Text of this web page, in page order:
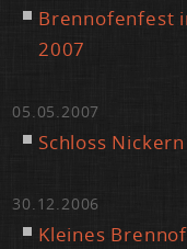
Brenn­ofen­fest
2007
05.05.2007
Schloss
30.12.2006
Klei­nes